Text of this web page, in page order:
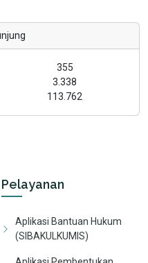
355
3.338
113.762
Pelayanan
Aplikasi Bantuan Hukum
(SIBAKULKUMIS)